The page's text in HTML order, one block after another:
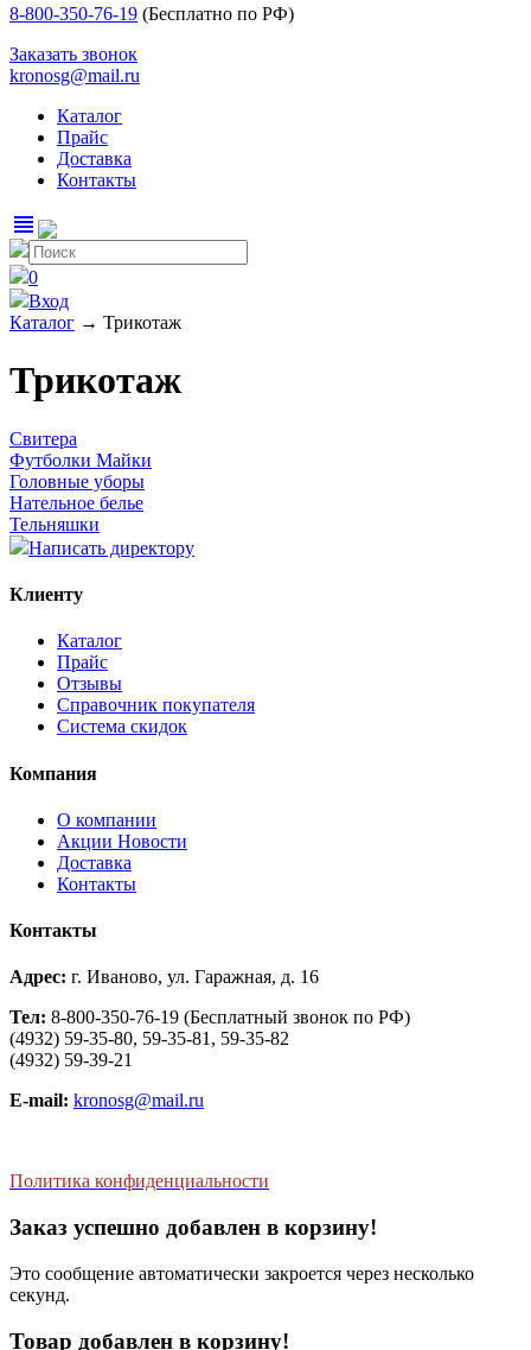
8-800-350-76-19 (Бесплатно по РФ)
Заказать звонок
kronosg@mail.ru
Каталог
Прайс
Доставка
Контакты
view_headline
0
Вход
Каталог → Трикотаж
Трикотаж
Свитера
Футболки Майки
Головные уборы
Нательное белье
Тельняшки
Написать директору
Клиенту
Каталог
Прайс
Отзывы
Справочник покупателя
Система скидок
Компания
О компании
Aкции Новости
Доставка
Контакты
Контакты
Адрес: г. Иваново, ул. Гаражная, д. 16
Тел: 8-800-350-76-19 (Бесплатный звонок по РФ)
(4932) 59-35-80, 59-35-81, 59-35-82
(4932) 59-39-21
E-mail: kronosg@mail.ru
Политика конфиденциальности
Заказ успешно добавлен в корзину!
Это сообщение автоматически закроется через несколько
секунд.
Товар добавлен в корзину!